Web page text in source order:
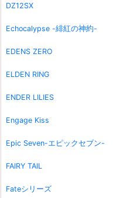
DZ12SX
Echocalypse -緋紅の神約-
EDENS ZERO
ELDEN RING
ENDER LILIES
Engage Kiss
Epic Seven-エピックセブン-
FAIRY TAIL
Fateシリーズ